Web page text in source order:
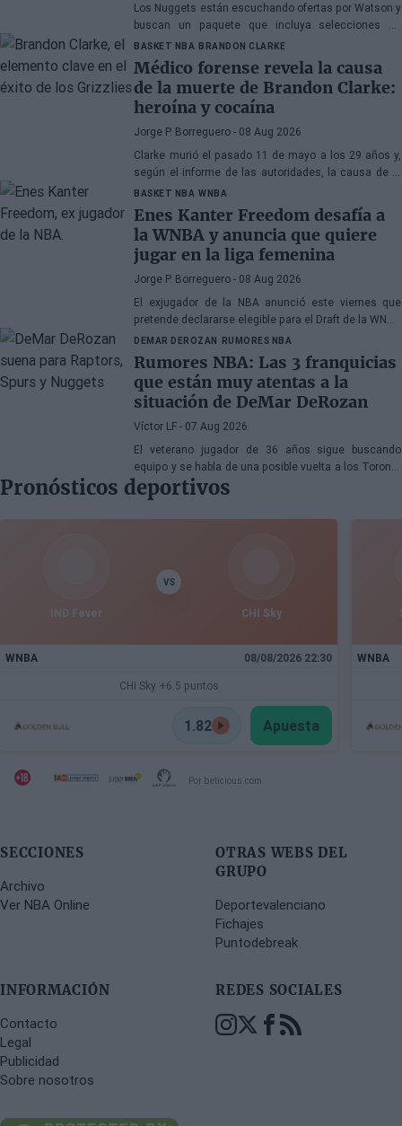
Los Nuggets están escuchando ofertas por Watson y
buscan un paquete que incluya selecciones de
primera ronda, jóvenes talentos o una combinación
de ambos
BASKET NBA BRANDON CLARKE
Médico forense revela la causa
de la muerte de Brandon Clarke:
heroína y cocaína
Jorge P. Borreguero - 08 Aug 2026
Clarke murió el pasado 11 de mayo a los 29 años y,
según el informe de las autoridades, la causa de la
muerte fueron los efectos de la heroína y la cocaína
BASKET NBA WNBA
Enes Kanter Freedom desafía a
la WNBA y anuncia que quiere
jugar en la liga femenina
Jorge P. Borreguero - 08 Aug 2026
El exjugador de la NBA anunció este viernes que
pretende declararse elegible para el Draft de la WNBA
de 2027
DEMAR DEROZAN RUMORES NBA
Rumores NBA: Las 3 franquicias
que están muy atentas a la
situación de DeMar DeRozan
Víctor LF - 07 Aug 2026
El veterano jugador de 36 años sigue buscando
equipo y se habla de una posible vuelta a los Toronto
Raptors o San Antonio Spurs, mientras Denver
Nuggets también forma parte de la ecuación
Pronósticos deportivos
IND Fever
VS
CHI Sky
WNBA 08/08/2026 22:30
CHI Sky +6.5 puntos
1.82 Apuesta
WNBA
Por beticious.com
SECCIONES
Archivo
Ver NBA Online
OTRAS WEBS DEL
GRUPO
Deportevalenciano
Fichajes
Puntodebreak
INFORMACIÓN
Contacto
Legal
Publicidad
Sobre nosotros
REDES SOCIALES